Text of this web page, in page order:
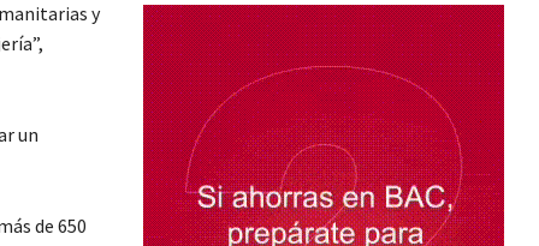
y
un
de 650